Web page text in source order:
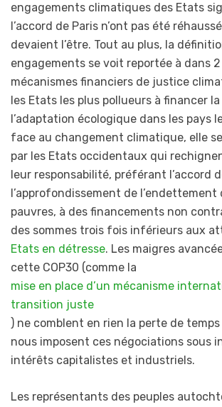
engagements climatiques des Etats
l’accord de Paris n’ont pas été
devaient l’être. Tout au plus, la
engagements se voit reportée à dans
mécanismes financiers de justice
les Etats les plus pollueurs à financer
l’adaptation écologique dans les pays
face au changement climatique, elle
par les Etats occidentaux qui
leur responsabilité, préférant l’accord
l’approfondissement de l’endettement
pauvres, à des financements non
des sommes trois fois inférieurs aux
Etats en détresse. Les maigres
cette COP30 (comme la
mise en place d’un mécanisme
transition juste
) ne comblent en rien la perte de
nous imposent ces négociations sous
intérêts capitalistes et industriels.
Les représentants des peuples